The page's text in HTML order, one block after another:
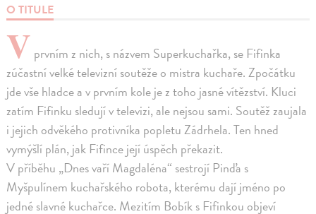
O TITULE
V prvním z nich, s názvem Superkuchařka, se Fifinka
zúčastní velké televizní soutěže o mistra kuchaře. Zpočátku
jde vše hladce a v prvním kole je z toho jasné vítězství. Kluci
zatím Fifinku sledují v televizi, ale nejsou sami. Soutěž zaujala
i jejich odvěkého protivníka popletu Zádrhela. Ten hned
vymýšlí plán, jak Fifince její úspěch překazit.
V příběhu „Dnes vaří Magdaléna“ sestrojí Pinďa s
Myšpulínem kuchařského robota, kterému dají jméno po
jedné slavné kuchařce. Mezitím Bobík s Fifinkou objeví